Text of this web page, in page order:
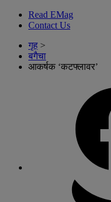
Read EMag
Contact Us
गृह >
बगैचा
आकर्षक ‘कटफ्लावर’